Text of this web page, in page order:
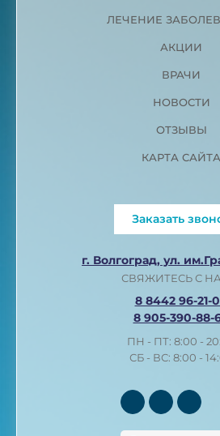
ЛЕЧЕНИЕ
АКЦИИ
ВРАЧИ
НОВОСТИ
ОТЗЫВЫ
КАРТА САЙТА
Заказать
г. Волгоград, ул.
СВЯЖИТЕСЬ С
8 8442 96-21-
8 905-390-88-
ПН - ПТ: 8:00 -
СБ - ВС: 8:00 -